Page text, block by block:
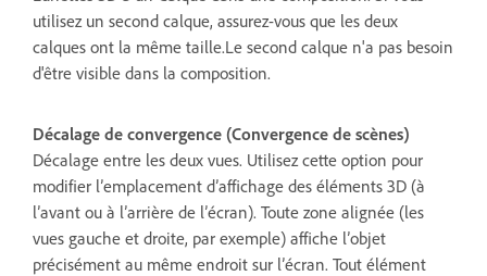
utilisez un second calque, assurez-vous que les deux
calques ont la même taille.Le second calque n'a pas besoin
d'être visible dans la composition.
Décalage de convergence (Convergence de scènes)
Décalage entre les deux vues. Utilisez cette option pour
modifier l’emplacement d’affichage des éléments 3D (à
l’avant ou à l’arrière de l’écran). Toute zone alignée (les
vues gauche et droite, par exemple) affiche l’objet
précisément au même endroit sur l’écran. Tout élément